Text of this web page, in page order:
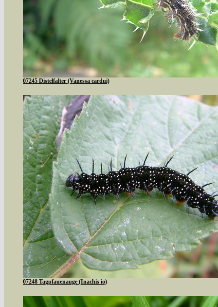
07245 Distelfalter (Vanessa cardui)
07248 Tagpfauenauge (Inachis io)